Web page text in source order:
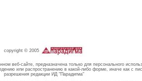
copyright © 2005
веб-сайте, предназначена только для персонального
или распространению в какой-либо форме, иначе как с
разрешения редакции ИД "Парадигма"